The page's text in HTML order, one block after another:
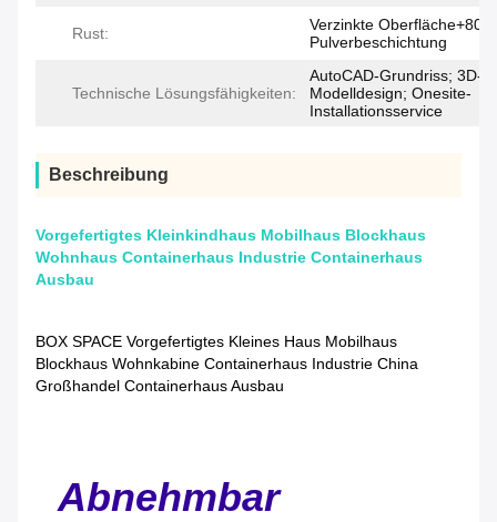
Rust:
Verzinkte
Pulverbeschichtung
Technische Lösungsfähigkeiten:
AutoCAD-Grundriss; 3D-
Modelldesign; Onesite-
Installationsservice
Beschreibung
Vorgefertigtes Kleinkindhaus Mobilhaus Blockhaus
Wohnhaus Containerhaus Industrie Containerhaus
Ausbau
BOX SPACE Vorgefertigtes Kleines Haus Mobilhaus
Blockhaus Wohnkabine Containerhaus Industrie China
Großhandel Containerhaus Ausbau
Abnehmbar